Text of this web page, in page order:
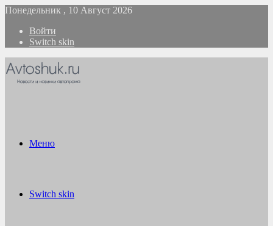
Понедельник , 10 Август 2026
Войти
Switch skin
Меню
Switch skin